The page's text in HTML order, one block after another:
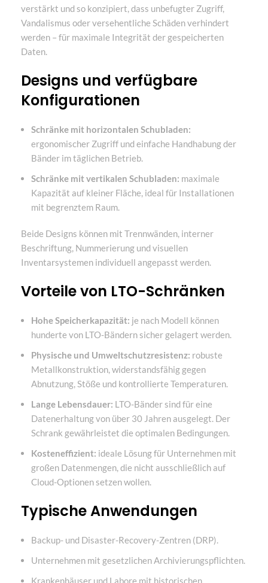
verstärkt und so konzipiert, dass unbefugter Zugriff,
Vandalismus oder versehentliche Schäden verhindert
werden – für maximale Integrität der gespeicherten
Daten.
Designs und verfügbare
Konfigurationen
Schränke mit horizontalen Schubladen:
ergonomischer Zugriff und einfache Handhabung der
Bänder im täglichen Betrieb.
Schränke mit vertikalen Schubladen: maximale
Kapazität auf kleiner Fläche, ideal für Installationen
mit begrenztem Raum.
Beide Designs können mit Trennwänden, interner
Beschriftung, Nummerierung und visuellen
Inventarsystemen individuell angepasst werden.
Vorteile von LTO-Schränken
Hohe Speicherkapazität: je nach Modell können
hunderte von LTO-Bändern sicher gelagert werden.
Physische und Umweltschutzresistenz: robuste
Metallkonstruktion, widerstandsfähig gegen
Abnutzung, Stöße und kontrollierte Temperaturen.
Lange Lebensdauer: LTO-Bänder sind für eine
Datenerhaltung von über 30 Jahren ausgelegt. Der
Schrank gewährleistet die optimalen Bedingungen.
Kosteneffizient: ideale Lösung für Unternehmen mit
großen Datenmengen, die nicht ausschließlich auf
Cloud-Optionen setzen wollen.
Typische Anwendungen
Backup- und Disaster-Recovery-Zentren (DRP).
Unternehmen mit gesetzlichen Archivierungspflichten.
Krankenhäuser und Labore mit historischen